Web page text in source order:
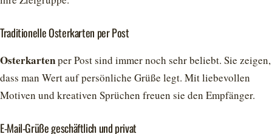
Traditionelle Osterkarten per Post
Osterkartenper Post sind immer noch sehr beliebt. Sie zeigen,
dass man Wert auf persönliche Grüße legt. Mit liebevollen
Motiven und kreativen Sprüchen freuen sie den Empfänger.
E-Mail-Grüße geschäftlich und privat